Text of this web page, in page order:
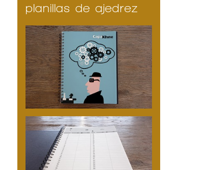
planillas de ajedrez